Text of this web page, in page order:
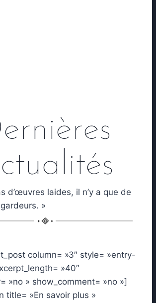
d’œuvres laides, il n’y a que de
»
column= »3″ style= »entry-
»40″
»no » show_comment= »no »]
title= »En savoir plus »